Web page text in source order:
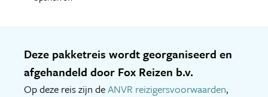
Deze pakketreis wordt georganiseerd en
afgehandeld door Fox Reizen b.v.
Op deze reis zijn deANVR reizigersvoorwaarden,